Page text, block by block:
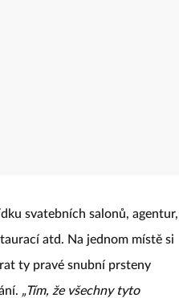
svatebních salonů, agentur,
atd. Na jednom místě si
ty pravé snubní prsteny
„Tím, že všechny tyto